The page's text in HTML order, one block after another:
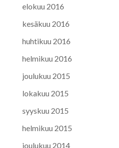
elokuu 2016
kesäkuu 2016
huhtikuu 2016
helmikuu 2016
joulukuu 2015
lokakuu 2015
syyskuu 2015
helmikuu 2015
joulukuu 2014